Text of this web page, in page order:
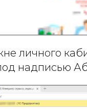
личного
надписью